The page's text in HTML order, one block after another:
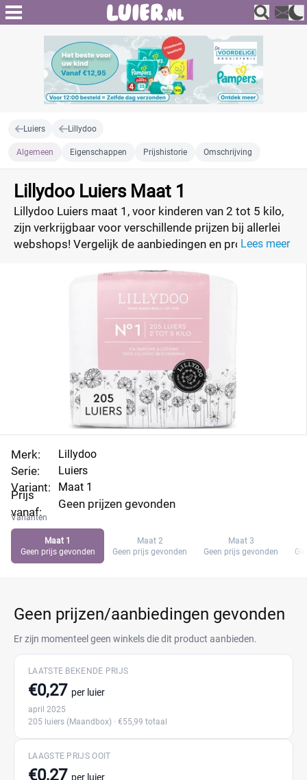
Luiers Lillydoo
Algemeen Eigenschappen Prijshistorie Omschrijving
Lillydoo Luiers Maat 1
Lillydoo Luiers maat 1, voor kinderen van 2 tot 5 kilo,
zijn verkrijgbaar voor verschillende prijzen bij allerlei
webshops! Vergelijk de aanbiedingen en profiteer van
Lees meer
Merk:
Serie:
Variant:
Prijs
vanaf:
Lillydoo
Luiers
Maat 1
Geen prijzen gevonden
Varianten
Maat 1
Geen prijs gevonden
Maat 2
Geen prijs gevonden
Maat 3
Geen prijs gevonden
Geen prijzen/aanbiedingen gevonden
Er zijn momenteel geen winkels die dit product aanbieden.
LAATSTE BEKENDE PRIJS
€0,27 per luier
april 2025
205 luiers (Maandbox) · €55,99 totaal
LAAGSTE PRIJS OOIT
€0,27 per luier